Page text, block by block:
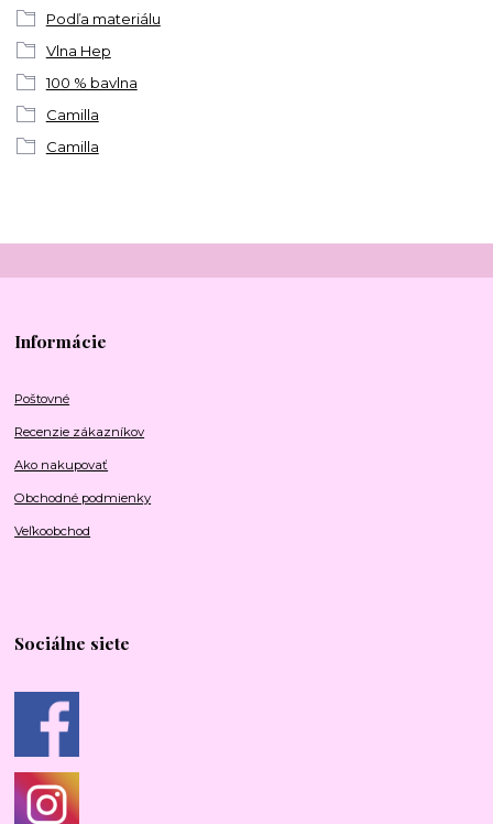
Podľa materiálu
Vlna Hep
100 % bavlna
Camilla
Camilla
Informácie
Poštovné
Recenzie zákazníkov
Ako nakupovať
Obchodné podmienky
Veľkoobchod
Sociálne siete